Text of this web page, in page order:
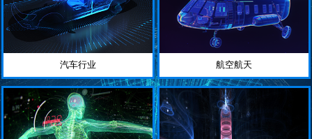
汽车行业 航空航天